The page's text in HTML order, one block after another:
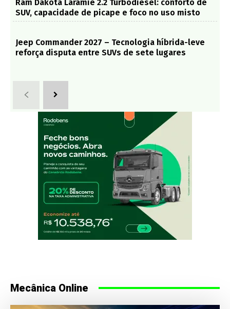
Ram Dakota Laramie 2.2 Turbodiesel: conforto de
SUV, capacidade de picape e foco no uso misto
Jeep Commander 2027 – Tecnologia híbrida-leve
reforça disputa entre SUVs de sete lugares
Mecânica Online